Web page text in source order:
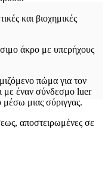
και βιοχημικές
άκρο με υπερήχους
πώμα για τον
με έναν σύνδεσμο luer
μιας σύριγγας.
αποστειρωμένες σε